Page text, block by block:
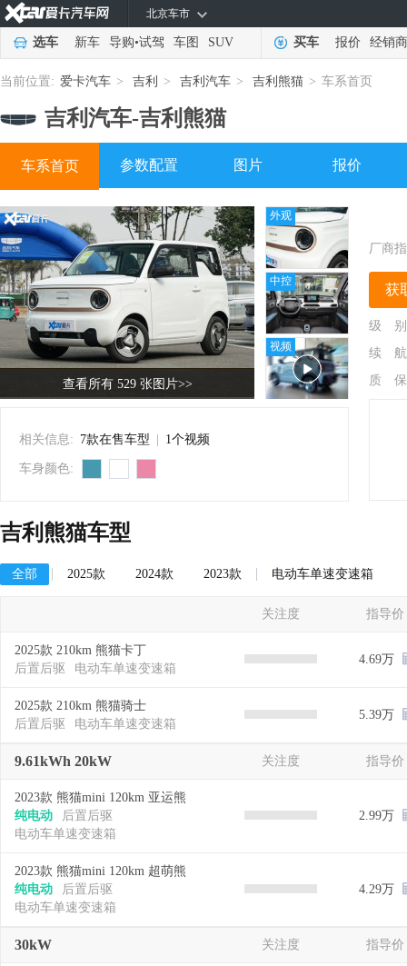
北京车市
选车 新车 导购•试驾 车图 SUV 买车 报价 经销商
当前位置: 爱卡汽车 > 吉利 > 吉利汽车 > 吉利熊猫 > 车系首页
吉利汽车-吉利熊猫
车系首页 参数配置 图片 报价
查看所有 529 张图片>>
外观
中控
视频
相关信息: 7款在售车型 1个视频
车身颜色:
厂商
获
级 别
续 航
质 保
吉利熊猫车型
全部 2025款 2024款 2023款 电动车单速变速箱
关注度 指导价
2025款 210km 熊猫卡丁
后置后驱
电动车单速变速箱
4.69万
2025款 210km 熊猫骑士
后置后驱
电动车单速变速箱
5.39万
9.61kWh 20kW 关注度 指导价
2023款 熊猫mini 120km 亚运熊
纯电动
后置后驱
电动车单速变速箱
2.99万
2023款 熊猫mini 120km 超萌熊
纯电动
后置后驱
电动车单速变速箱
4.29万
30kW 关注度 指导价